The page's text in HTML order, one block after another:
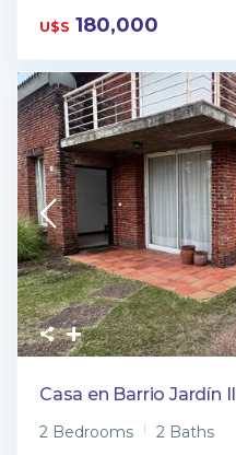
U$S 180,000
Casa en Barrio Jardín II
2 Bedrooms 2 Baths